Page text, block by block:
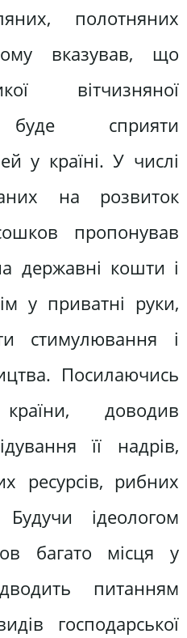
полотняних
вказував, що
вітчизняної
буде сприяти
у країні. У числі
на розвиток
пропонував
державні кошти і
у приватні руки,
стимулювання і
Посилаючись
доводив
її надрів,
ресурсів, рибних
Будучи ідеологом
багато місця у
питанням
господарської